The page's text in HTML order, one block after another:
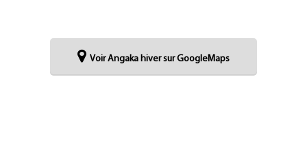
Voir Angaka hiver sur GoogleMaps